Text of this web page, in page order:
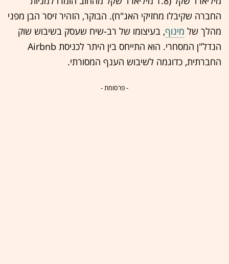
החברה שקיבלו מחזיקי האג"ח). הבוקר, הזהיר זיסר הבן מפני
מהלך של מינוף, בעיצומו של רב-שיח שעסק בשיבוש שוק
הנדל"ן המסחרי. הוא התייחס בין היתר לכניסת Airbnb
החברתית, כדוגמה לשיבוש הענף המסורתי.
- פרסומת -